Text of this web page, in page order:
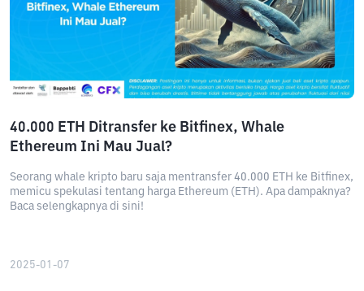
40.000 ETH Ditransfer ke Bitfinex, Whale
Ethereum Ini Mau Jual?
Seorang whale kripto baru saja mentransfer 40.000 ETH ke Bitfinex,
memicu spekulasi tentang harga Ethereum (ETH). Apa dampaknya?
Baca selengkapnya di sini!
2025-01-07